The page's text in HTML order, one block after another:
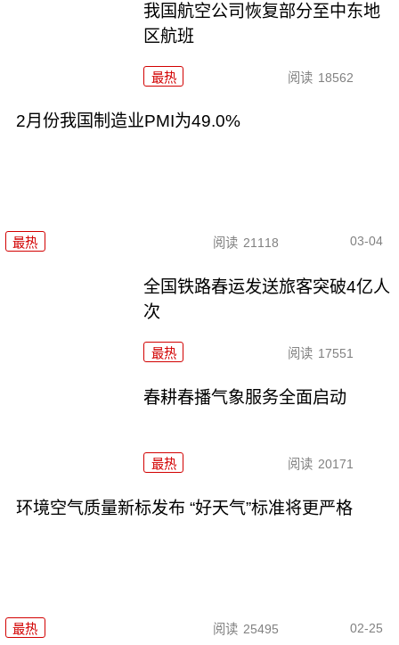
我国航空公司恢复部分至中东地
区航班
最热 阅读 18562
2月份我国制造业PMI为49.0%
最热 阅读 21118 03-04
全国铁路春运发送旅客突破4亿人
次
最热 阅读 17551
春耕春播气象服务全面启动
最热 阅读 20171
环境空气质量新标发布 “好天气”标准将更严格
最热 阅读 25495 02-25